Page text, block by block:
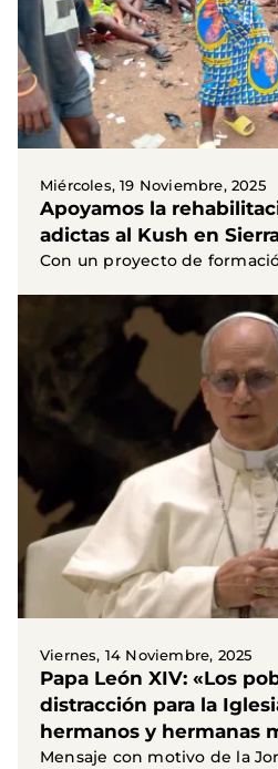
Miércoles, 19 Noviembre, 2025
Apoyamos la
adictas al Kush en
Con un proyecto de
Viernes, 14 Noviembre, 2025
Papa León XIV: «Los
distracción para la
hermanos y hermanas
Mensaje con motivo de la